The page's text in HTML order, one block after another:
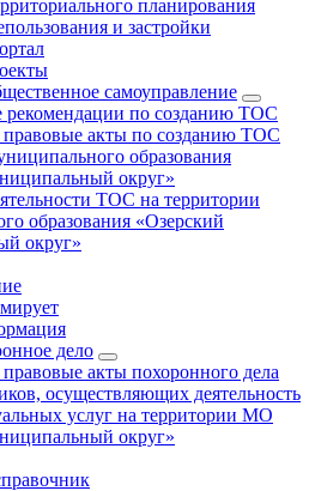
планирования
и застройки
самоуправление
рекомендации по созданию ТОС
акты по созданию ТОС
образования
округ»
ТОС на территории
образования «Озерский
округ»
дело
акты похоронного дела
осуществляющих деятельность
услуг на территории МО
округ»